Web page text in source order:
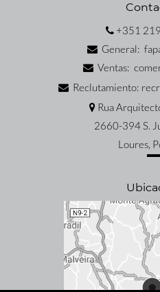
+351
General:
Ventas:
Reclutamiento:
Rua
2660-394 S.
Loures,